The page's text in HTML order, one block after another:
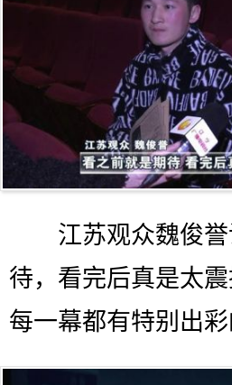
江苏观众魏俊誉
待，看完后真是太
每一幕都有特别出彩